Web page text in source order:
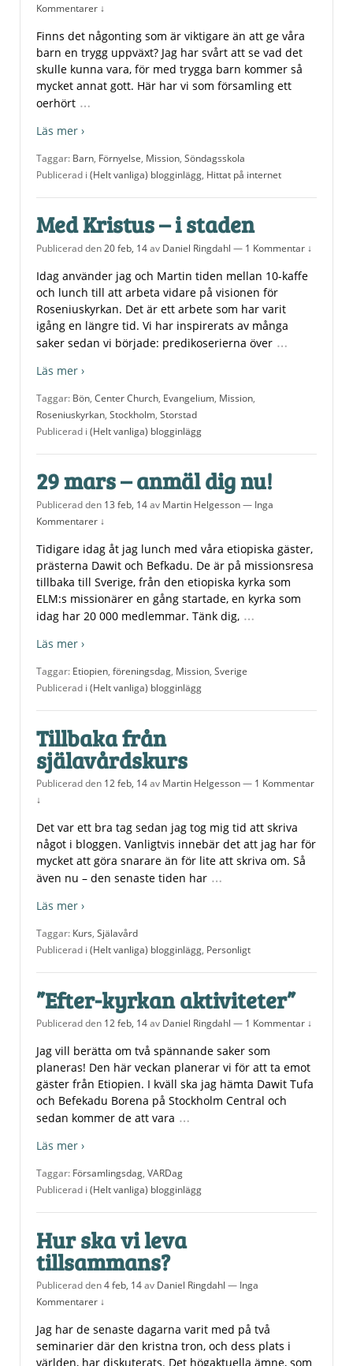
Kommentarer ↓
Finns det någonting som är viktigare än att ge våra
barn en trygg uppväxt? Jag har svårt att se vad det
skulle kunna vara, för med trygga barn kommer så
mycket annat gott. Här har vi som församling ett
oerhört …
Läs mer ›
Taggar: Barn, Förnyelse, Mission, Söndagsskola
Publicerad i (Helt vanliga) blogginlägg, Hittat på internet
Med Kristus – i staden
Publicerad den20 feb, 14av Daniel Ringdahl — 1 Kommentar ↓
Idag använder jag och Martin tiden mellan 10-kaffe
och lunch till att arbeta vidare på visionen för
Roseniuskyrkan. Det är ett arbete som har varit
igång en längre tid. Vi har inspirerats av många
saker sedan vi började: predikoserierna över …
Läs mer ›
Taggar: Bön, Center Church, Evangelium, Mission,
Roseniuskyrkan, Stockholm, Storstad
Publicerad i (Helt vanliga) blogginlägg
29 mars – anmäl dig nu!
Publicerad den 13 feb, 14av Martin Helgesson— Inga
Kommentarer ↓
Tidigare idag åt jag lunch med våra etiopiska gäster,
prästerna Dawit och Befkadu. De är på missionsresa
tillbaka till Sverige, från den etiopiska kyrka som
ELM:s missionärer en gång startade, en kyrka som
idag har 20 000 medlemmar. Tänk dig, …
Läs mer ›
Taggar: Etiopien, föreningsdag, Mission, Sverige
Publicerad i (Helt vanliga) blogginlägg
Tillbaka från
själavårdskurs
Publicerad den 12 feb, 14av Martin Helgesson— 1 Kommentar
↓
Det var ett bra tag sedan jag tog mig tid att skriva
något i bloggen. Vanligtvis innebär det att jag har för
mycket att göra snarare än för lite att skriva om. Så
även nu – den senaste tiden har …
Läs mer ›
Taggar: Kurs, Själavård
Publicerad i (Helt vanliga) blogginlägg, Personligt
”Efter-kyrkan aktiviteter”
Publicerad den 12 feb, 14av Daniel Ringdahl — 1 Kommentar ↓
Jag vill berätta om två spännande saker som
planeras! Den här veckan planerar vi för att ta emot
gäster från Etiopien. I kväll ska jag hämta Dawit Tufa
och Befekadu Borena på Stockholm Central och
sedan kommer de att vara …
Läs mer ›
Taggar: Församlingsdag, VARDag
Publicerad i (Helt vanliga) blogginlägg
Hur ska vi leva
tillsammans?
Publicerad den4 feb, 14av Daniel Ringdahl — Inga
Kommentarer ↓
Jag har de senaste dagarna varit med på två
seminarier där den kristna tron, och dess plats i
världen, har diskuterats. Det högaktuella ämne, som